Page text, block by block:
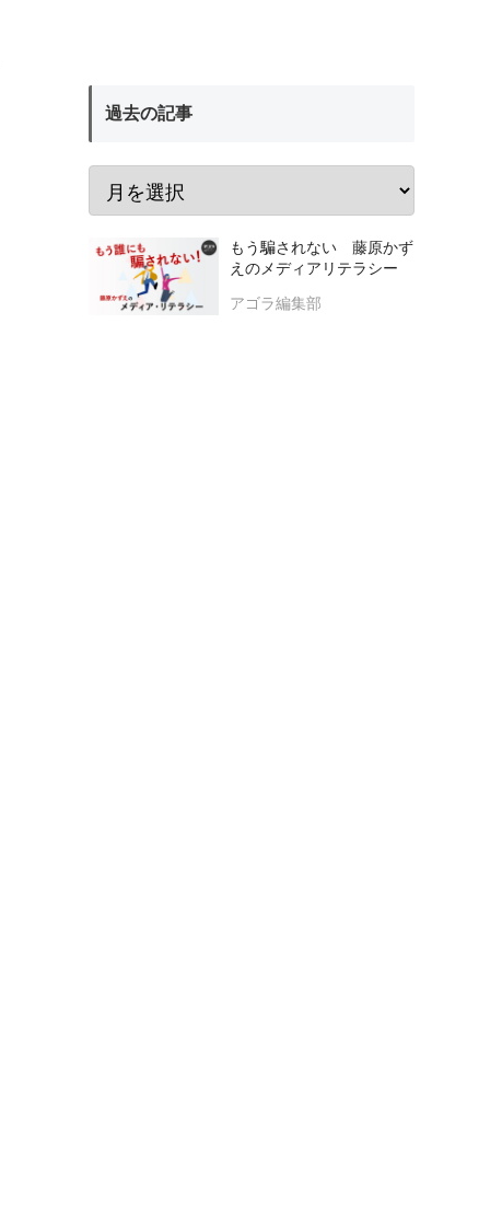
過去の記事
もう騙されない 藤原かず
えのメディアリテラシー
アゴラ編集部